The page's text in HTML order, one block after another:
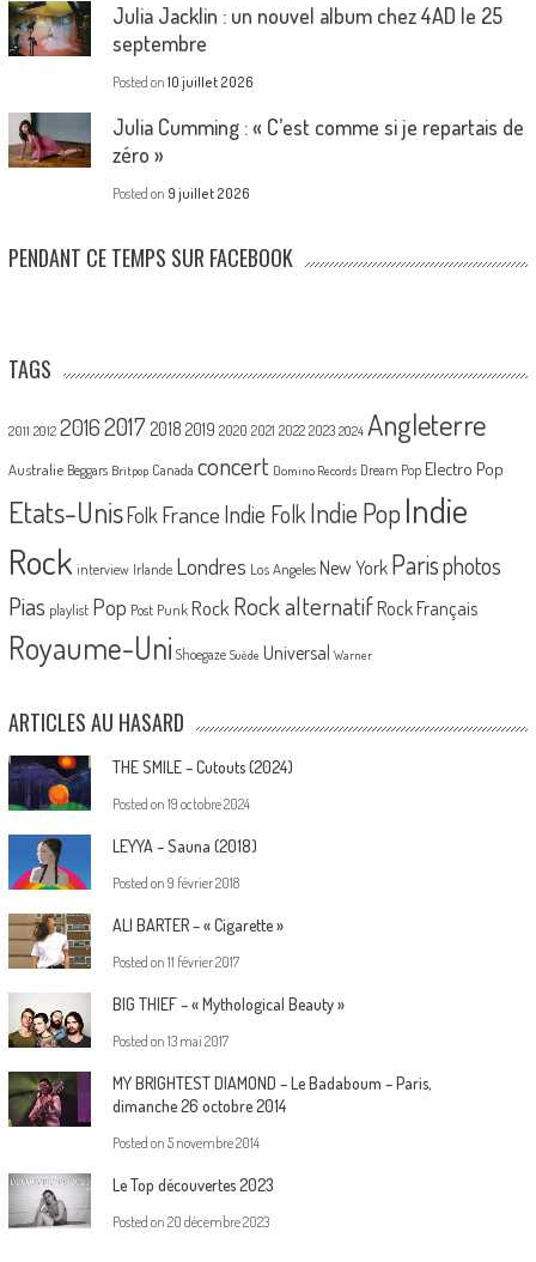
Julia Jacklin : un nouvel album chez 4AD le 25
septembre
Posted on 10 juillet 2026
Julia Cumming : « C’est comme si je repartais de
zéro »
Posted on 9 juillet 2026
PENDANT CE TEMPS SUR FACEBOOK
TAGS
2011 2012 20162017 2018 2019 2020 2021 2022 2023 2024 Angleterre
Australie Beggars Britpop Canada concert Domino Records Dream Pop Electro Pop
Etats-UnisFolk France Indie Folk Indie PopIndie
Rock interview Irlande Londres Los Angeles New York Parisphotos
Pias playlist Pop Post Punk Rock Rock alternatif Rock Français
Royaume-Uni Shoegaze Suède Universal Warner
ARTICLES AU HASARD
THE SMILE – Cutouts (2024)
Posted on 19 octobre 2024
LEYYA – Sauna (2018)
Posted on 9 février 2018
ALI BARTER – « Cigarette »
Posted on 11 février 2017
BIG THIEF – « Mythological Beauty »
Posted on 13 mai 2017
MY BRIGHTEST DIAMOND – Le Badaboum – Paris,
dimanche 26 octobre 2014
Posted on 5 novembre 2014
Le Top découvertes 2023
Posted on 20 décembre 2023